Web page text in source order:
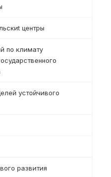
центры
по климату
устойчивого
развития